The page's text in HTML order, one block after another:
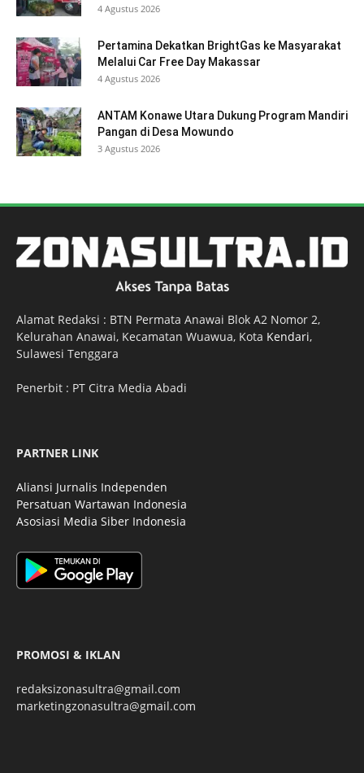
4 Agustus 2026
Pertamina Dekatkan BrightGas ke Masyarakat
Melalui Car Free Day Makassar
4 Agustus 2026
ANTAM Konawe Utara Dukung Program Mandiri
Pangan di Desa Mowundo
3 Agustus 2026
Alamat Redaksi : BTN Permata Anawai Blok A2 Nomor 2,
Kelurahan Anawai, Kecamatan Wuawua, Kota Kendari,
Sulawesi Tenggara
Penerbit : PT Citra Media Abadi
PARTNER LINK
Aliansi Jurnalis Independen
Persatuan Wartawan Indonesia
Asosiasi Media Siber Indonesia
PROMOSI & IKLAN
redaksizonasultra@gmail.com
marketingzonasultra@gmail.com